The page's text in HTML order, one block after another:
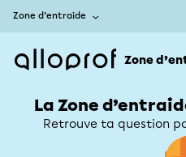
Zone d’entraide
Zone
La Zone
Retrouve ta question